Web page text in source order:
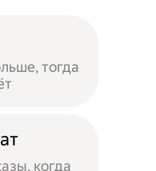
тогда
когда